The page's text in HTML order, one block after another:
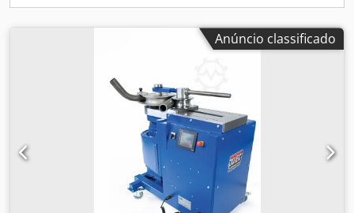
demonstração - Consulta e reunião de informação nas
processamento como leasing/financiamento de compra
através da da empresa JUTEC - Retoma da máquina atual -
Anúncio classificado